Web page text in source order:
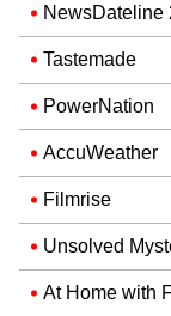
NewsDateline
Tastemade
PowerNation
AccuWeather
Filmrise
Unsolved
At Home with